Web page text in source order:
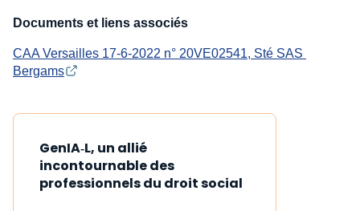
Documents et liens associés
CAA Versailles 17-6-2022 n° 20VE02541, Sté SAS
Bergams
GenIA‑L, un allié
incontournable des
professionnels du droit social